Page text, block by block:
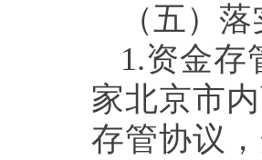
（五） 落
1.资金存
家北京市
存管协议